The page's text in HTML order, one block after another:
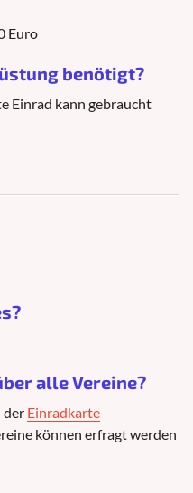
Euro
benötigt?
Einrad kann gebraucht
alle Vereine?
der Einradkarte
können erfragt werden